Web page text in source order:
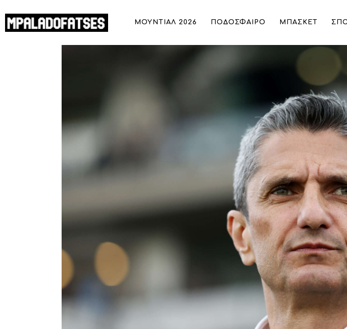
ΜΟΥΝΤΙΑΛ 2026 ΠΟΔΟΣΦΑΙΡΟ ΜΠΑΣΚΕΤ
Λουτσέσκου: “Το αποτέλεσμα μας αφήνει γλυκόπικρη γεύση”
ΜΟΥΝΤΙΑΛ 2026
BEYOND SPORTS